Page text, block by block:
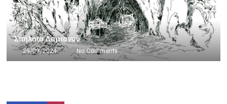
Σπήλαιο Δαμιανού
29/09/2024 No Comments